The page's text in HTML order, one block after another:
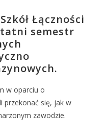
Łączności
semestr
w oparciu o
przekonać się, jak w
zawodzie.